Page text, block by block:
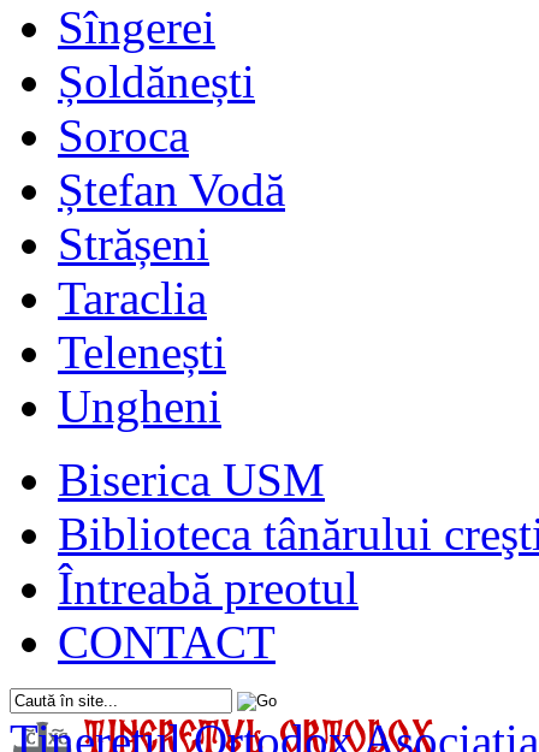
Sîngerei
Șoldănești
Soroca
Ștefan Vodă
Strășeni
Taraclia
Telenești
Ungheni
Biserica USM
Biblioteca tânărului
Întreabă preotul
CONTACT
Tineretul Ortodox